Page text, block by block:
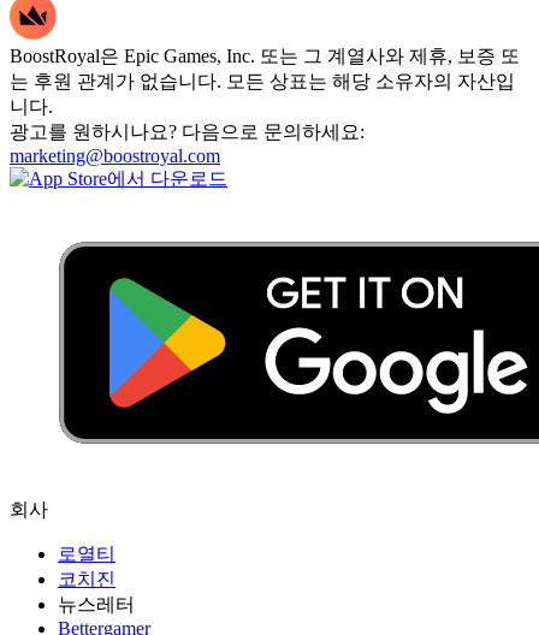
BoostRoyal은 Epic Games, Inc. 또는 그 계열사와 제휴, 보증 또
는 후원 관계가 없습니다. 모든 상표는 해당 소유자의 자산입
니다.
광고를 원하시나요? 다음으로 문의하세요:
marketing@boostroyal.com
회사
로열티
코치진
뉴스레터
Bettergamer